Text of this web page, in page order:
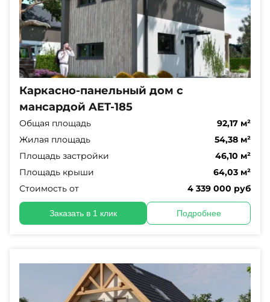
Каркасно-панельный дом с
мансардой AET-185
Общая площадь
92,17 м²
Жилая площадь
54,38 м²
Площадь застройки
46,10 м²
Площадь крыши
64,03 м²
Стоимость от
4 339 000 руб
Заказать в 1 клик Подробнее